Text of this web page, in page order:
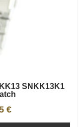
SNKK13K1
€